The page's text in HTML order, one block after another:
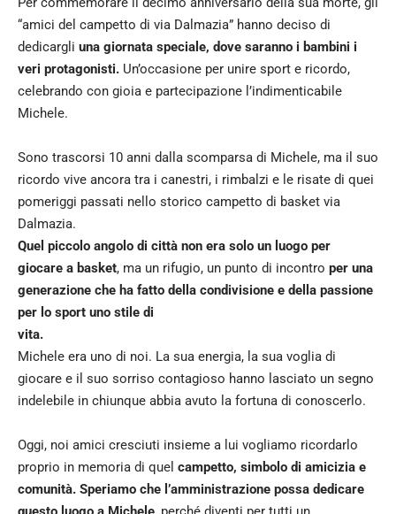
“amici del campetto di via Dalmazia” hanno deciso di
dedicargli una giornata speciale, dove saranno i bambini i
veri protagonisti. Un’occasione per unire sport e ricordo,
celebrando con gioia e partecipazione l’indimenticabile
Michele.
Sono trascorsi 10 anni dalla scomparsa di Michele, ma il suo
ricordo vive ancora tra i canestri, i rimbalzi e le risate di quei
pomeriggi passati nello storico campetto di basket via
Dalmazia.
Quel piccolo angolo di città non era solo un luogo per
giocare a basket, ma un rifugio, un punto di incontro per una
generazione che ha fatto della condivisione e della passione
per lo sport uno stile di
vita.
Michele era uno di noi. La sua energia, la sua voglia di
giocare e il suo sorriso contagioso hanno lasciato un segno
indelebile in chiunque abbia avuto la fortuna di conoscerlo.
Oggi, noi amici cresciuti insieme a lui vogliamo ricordarlo
proprio in memoria di quel campetto, simbolo di amicizia e
comunità. Speriamo che l’amministrazione possa dedicare